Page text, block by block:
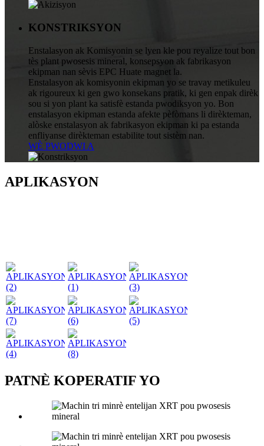
KONSTRIKSYON
Enstalasyon ak Komisyonin se lyen kle pou reyalize tout bon
tès plant pwosesis mineral, konsepsyon ak fabrikasyon
ekipman nan sèvis EPC Huate magnet la.
Enstalasyon ak komisyonin ekipman yo se travay metikuleu
ak rigoureux ki gen gwo konsekans pratik, ki gen enpak dirèk
sou si yon plant ka satisfè estanda pwodiksyon yo. Bon
enstalasyon ekipman estanda afekte pèfòmans li dirèkteman,
alòske enstalasyon ak fabrikasyon ekipman ki pa estanda
enfliyanse dirèkteman estabilite tout sistèm nan.
WÈ PWODWI A
APLIKASYON
PATNÈ KOPERATIF YO